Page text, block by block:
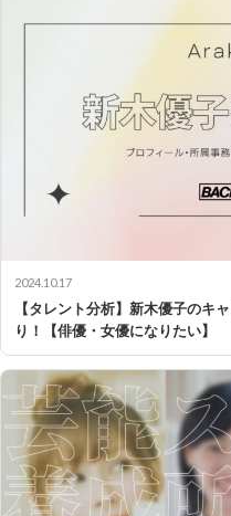
2024.10.17
【タレント分析】新木優子のキ
り！【俳優・女優になりたい】